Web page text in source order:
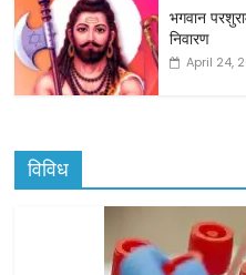
भगवान
निवारण
April 24,
विविध